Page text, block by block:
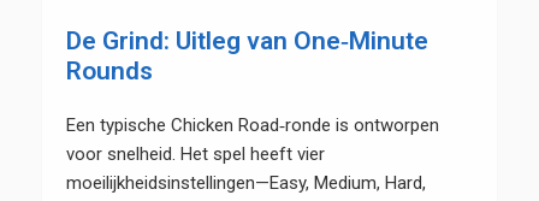
De Grind: Uitleg van One‑Minute
Rounds
Een typische Chicken Road‑ronde is ontworpen
voor snelheid. Het spel heeft vier
moeilijkheidsinstellingen—Easy, Medium, Hard,